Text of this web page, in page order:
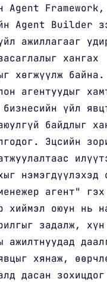
Framework,
Agent Builder
ажиллагааг
хангах
хөгжүүлж
агентуудыг
үйл
байдлыг
Эцсийн
нэмэгдүүлэхэд
агент" гэх
хиймэл оюун нь
задалж,
ажилтнуудад
хянаж,
дасан